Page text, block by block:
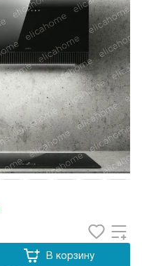
В корзину